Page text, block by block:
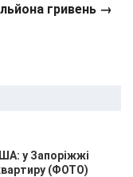
гривень →
у Запоріжжі
(ФОТО)